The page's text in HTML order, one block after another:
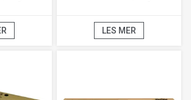
LES MER